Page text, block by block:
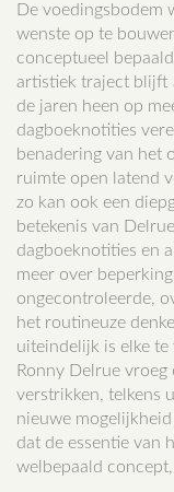
De voedingsbodem
wenste op te
conceptueel
artistiek traject blijft
de jaren heen op
dagboeknotities
benadering van het
ruimte open latend
zo kan ook een
betekenis van
dagboeknotities en
meer over
ongecontroleerde,
het routineuze
uiteindelijk is elke
Ronny Delrue
verstrikken, telkens
nieuwe
dat de essentie van
welbepaald